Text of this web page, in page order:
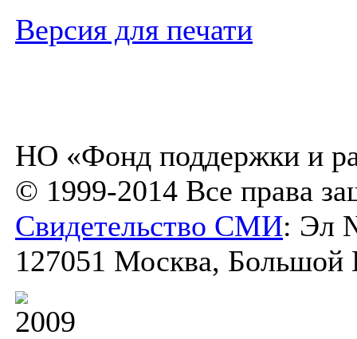
Версия для печати
НО «Фонд поддержки и
© 1999-2014 Все права
Свидетельство СМИ: Эл
127051 Москва, Большой
2009